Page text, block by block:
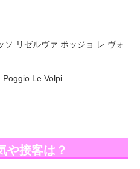
リゼルヴァ ポッジョ レ ヴォ
Le Volpi
や接客は？